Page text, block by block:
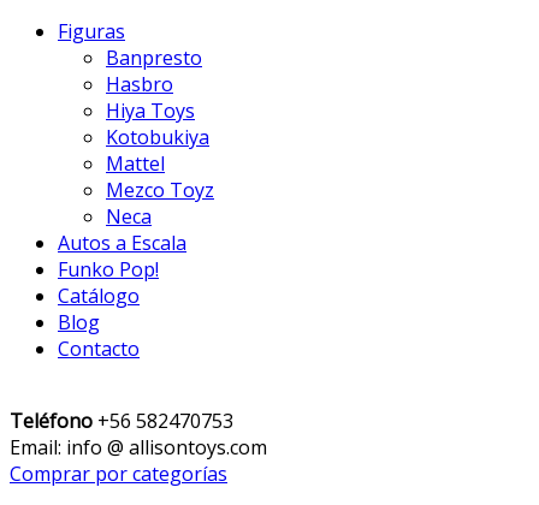
Figuras
Banpresto
Hasbro
Hiya Toys
Kotobukiya
Mattel
Mezco Toyz
Neca
Autos a Escala
Funko Pop!
Catálogo
Blog
Contacto
Teléfono +56 582470753
Email: info @ allisontoys.com
Comprar por categorías